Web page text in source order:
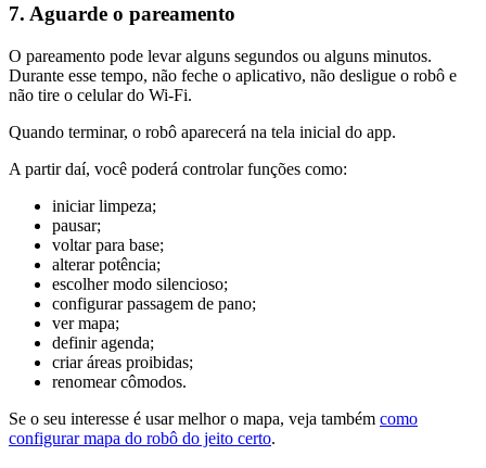
7. Aguarde o pareamento
O pareamento pode levar alguns segundos ou alguns minutos.
Durante esse tempo, não feche o aplicativo, não desligue o robô e
não tire o celular do Wi-Fi.
Quando terminar, o robô aparecerá na tela inicial do app.
A partir daí, você poderá controlar funções como:
iniciar limpeza;
pausar;
voltar para base;
alterar potência;
escolher modo silencioso;
configurar passagem de pano;
ver mapa;
definir agenda;
criar áreas proibidas;
renomear cômodos.
Se o seu interesse é usar melhor o mapa, veja também como
configurar mapa do robô do jeito certo.